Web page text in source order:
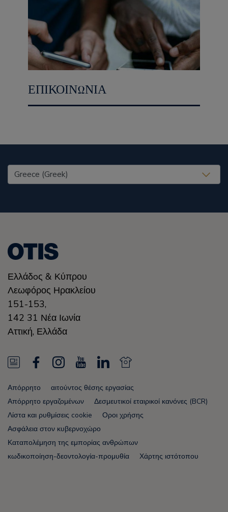
ΕΠΙΚΟΙΝΩΝΙΑ
United States (EN)
Ελλάδoς & Κύπρου
Λεωφόρος Ηρακλείου
151-153,
142 31 Νέα Ιωνία
Αττική, Ελλάδα
N
e
w
s
F
e
c
e
b
o
I
n
s
t
a
g
o
T
u
b
L
n
k
e
d
N
w
s
Απόρρητο
αιτούντος θέσης εργασίας
Απόρρητο εργαζομένων
Δεσμευτικοί εταιρικοί κανόνες (BCR)
Λίστα και ρυθμίσεις cookie
Οροι χρήσης
Ασφάλεια στον κυβερνοχώρο
Καταπολέμηση της εμπορίας ανθρώπων
κωδικοποίηση-δεοντολογία-προμυθία
Χάρτης ιστότοπου